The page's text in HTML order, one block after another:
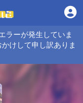
ラーが発生していま
けして申し訳ありま